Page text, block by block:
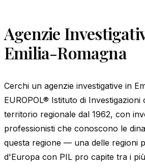
Agenzie
Emilia-Romagna
Cerchi un agenzie investigative in
EUROPOL® Istituto di
territorio regionale dal 1962, con
professionisti che conoscono le
questa regione — una delle regioni
d'Europa con PIL pro capite tra i